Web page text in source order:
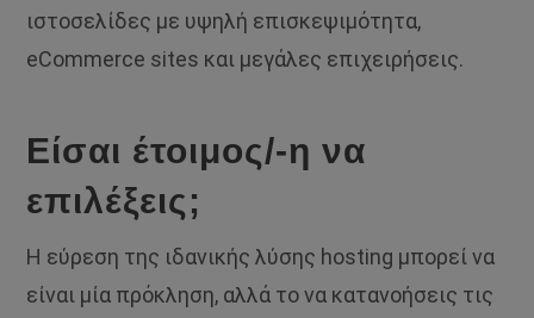
ιστοσελίδες με υψηλή επισκεψιμότητα,
eCommerce sites και μεγάλες επιχειρήσεις.
Είσαι έτοιμος/-η να
επιλέξεις;
Η εύρεση της ιδανικής λύσης hosting μπορεί να
είναι μία πρόκληση, αλλά το να κατανοήσεις τις